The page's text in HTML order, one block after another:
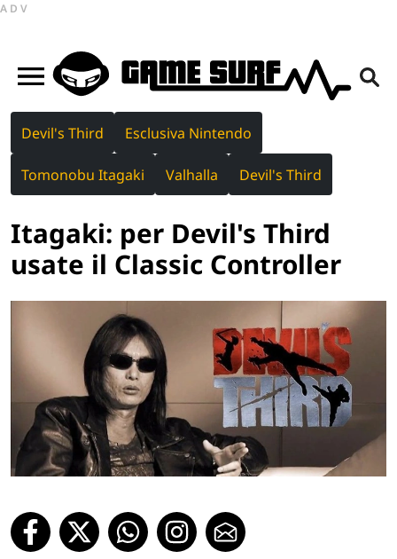
ADV
Devil's Third Esclusiva Nintendo
Tomonobu Itagaki Valhalla Devil's Third
Itagaki: per Devil's Third
usate il Classic Controller